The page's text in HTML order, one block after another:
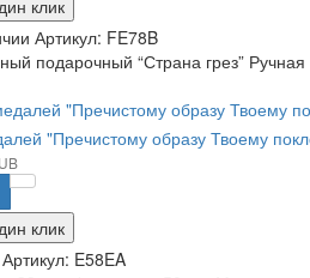
клик
Артикул: FE78B
подарочный “Страна грез”
"Пречистому образу Твоему
клик
Артикул: E58EA